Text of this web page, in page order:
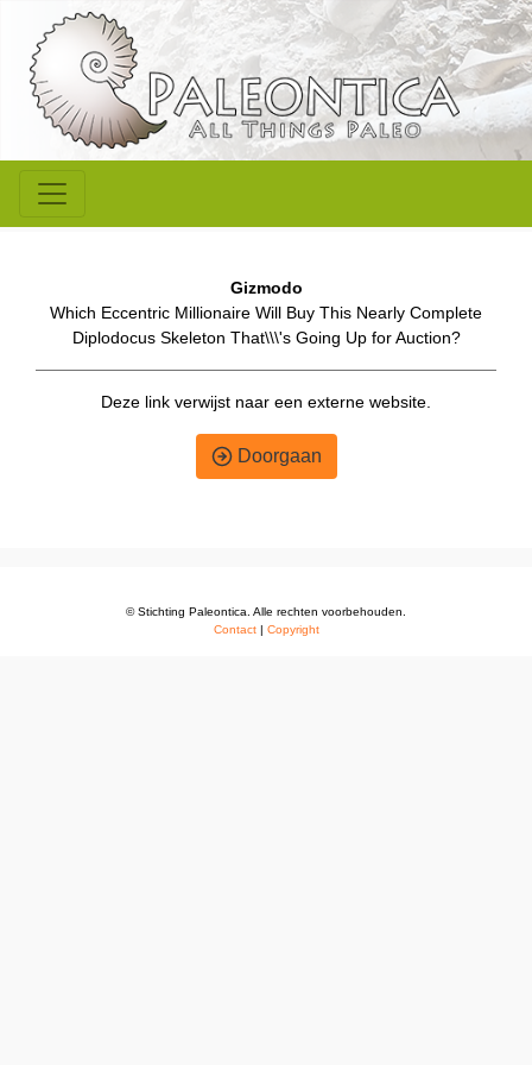
Gizmodo
Which Eccentric Millionaire Will Buy This Nearly Complete
Diplodocus Skeleton That\\\'s Going Up for Auction?
Deze link verwijst naar een externe website.
Doorgaan
© Stichting Paleontica. Alle rechten voorbehouden.
Contact| Copyright